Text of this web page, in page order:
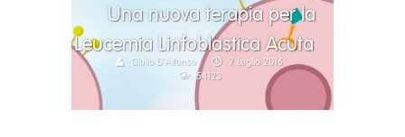
Una nuova terapia per la
Leucemia Linfoblastica Acuta
Giulio D'Alfonso
7 Luglio 2016
54123